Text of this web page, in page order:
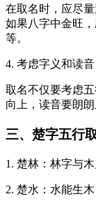
在取名时，应尽
如果八字中金旺
等。
4. 考虑字义和读音
取名不仅要考虑
向上，读音要朗朗
三、楚字五行
1. 楚林：林字与
2. 楚水：水能生